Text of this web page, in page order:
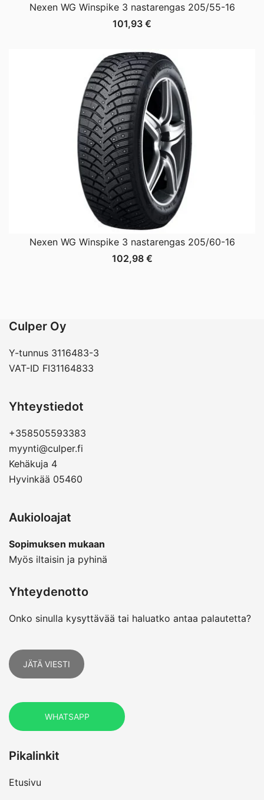
Nexen WG Winspike 3 nastarengas 205/55-16
101,93 €
Nexen WG Winspike 3 nastarengas 205/60-16
102,98 €
Culper Oy
Y-tunnus 3116483-3
VAT-ID FI31164833
Yhteystiedot
+358505593383
myynti@culper.fi
Kehäkuja 4
Hyvinkää 05460
Aukioloajat
Sopimuksen mukaan
Myös iltaisin ja pyhinä
Yhteydenotto
Onko sinulla kysyttävää tai haluatko antaa palautetta?
JÄTÄ VIESTI
WHATSAPP
Pikalinkit
Etusivu